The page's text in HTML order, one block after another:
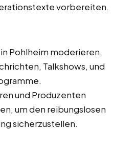
vorbereiten.
Pohlheim moderieren,
Talkshows, und
und Produzenten
um den reibungslosen
sicherzustellen.